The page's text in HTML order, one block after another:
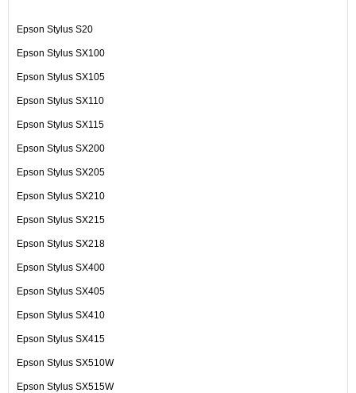
Epson Stylus S20
Epson Stylus SX100
Epson Stylus SX105
Epson Stylus SX110
Epson Stylus SX115
Epson Stylus SX200
Epson Stylus SX205
Epson Stylus SX210
Epson Stylus SX215
Epson Stylus SX218
Epson Stylus SX400
Epson Stylus SX405
Epson Stylus SX410
Epson Stylus SX415
Epson Stylus SX510W
Epson Stylus SX515W